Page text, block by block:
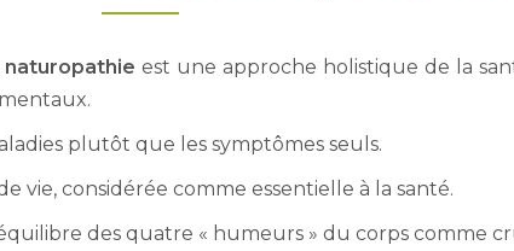
naturopathie est une approche holistique de la
plutôt que les symptômes seuls.
vie, considérée comme essentielle à la santé.
des quatre « humeurs » du corps comme